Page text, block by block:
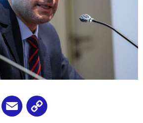
WhatsApp
Email